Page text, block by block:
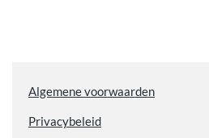
Algemene voorwaarden
Privacybeleid